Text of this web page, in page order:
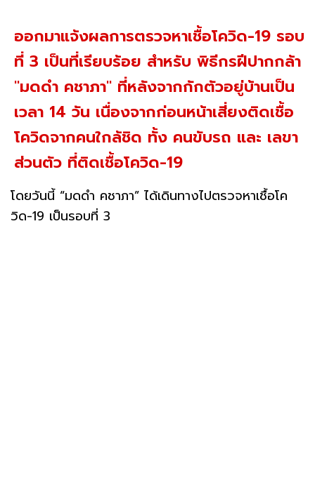
ออกมาแจ้งผลการตรวจหาเชื้อโควิด-19 รอบ
ที่ 3 เป็นที่เรียบร้อย สำหรับ พิธีกรฝีปากกล้า
"มดดำ คชาภา" ที่หลังจากกักตัวอยู่บ้านเป็น
เวลา 14 วัน เนื่องจากก่อนหน้าเสี่ยงติดเชื้อ
โควิดจากคนใกล้ชิด ทั้ง คนขับรถ และ เลขา
ส่วนตัว ที่ติดเชื้อโควิด-19
โดยวันนี้ “มดดำ คชาภา” ได้เดินทางไปตรวจหาเชื้อโค
วิด-19 เป็นรอบที่ 3